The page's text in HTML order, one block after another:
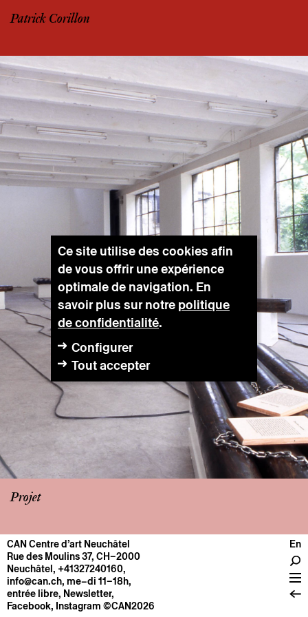
Patrick Corillon
Projet
CENTRE
Infos pratiques
Fonctionnement
À propos
CAN Centre d’art Neuchâtel
Rue des Moulins 37, CH–2000
Neuchâtel, +41327240160,
info@can.ch, me–di 11–18h,
entrée libre, Newsletter,
Facebook, Instagram ©CAN2026
En
Ce site utilise des cookies afin
de vous offrir une expérience
optimale de navigation. En
savoir plus sur notre politique
de confidentialité.
Configurer
Tout accepter